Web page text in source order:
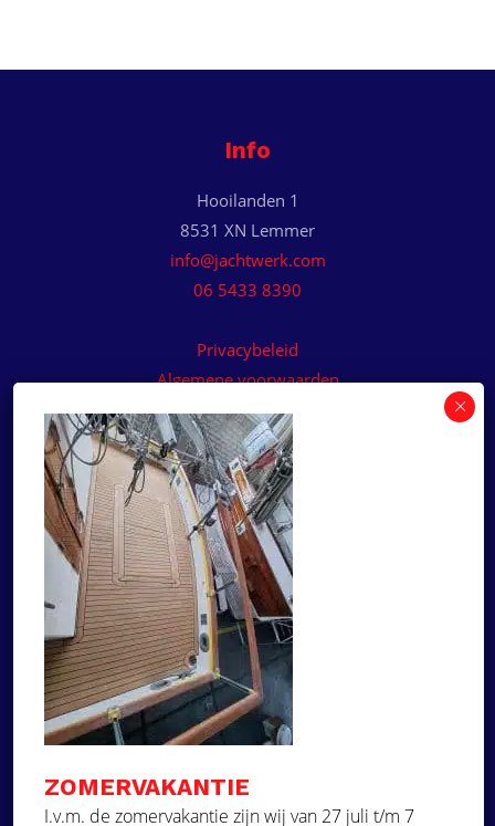
Info
Hooilanden 1
8531 XN Lemmer
info@jachtwerk.com
06 5433 8390
Privacybeleid
Algemene voorwaarden
Algemene voorwaarden paneelservice
Offerte aanvragen
Wilt u een prijsvoorstel op maat ontvangen voor
een kunststof teakdek voor uw boot? Vraag een
vrijblijvende offerte aan!
Offerte aanvragen
Ga naar
Over ons
Projecten
ZOMERVAKANTIE
I.v.m. de zomervakantie zijn wij van 27 juli t/m 7
Deze website maakt
gebruik van cookies.
Deze website gebruikt cookies om uw
gebruikerservaring te verbeteren. Door
onze website te gebruiken, stemt u in met
alle cookies in overeenstemming met ons
STRIKT NOODZAKELIJK